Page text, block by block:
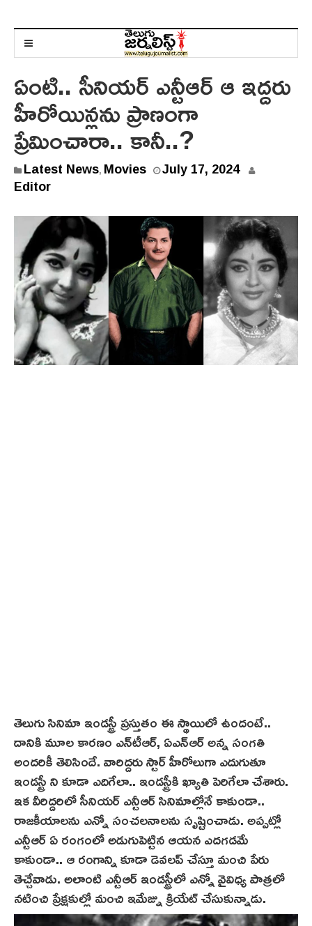
ఏంటి.. సీనియర్ ఎన్టీఆర్ ఆ ఇద్దరు
హీరోయిన్లను ప్రాణంగా
ప్రేమించారా.. కానీ..?
Latest News, Movies July 17, 2024
Editor
తెలుగు సినిమా ఇండస్ట్రీ ప్రస్తుతం ఈ స్థాయిలో ఉందంటే..
దానికి మూల కార‌ణం ఎన్‌టీఆర్‌, ఏఎన్ఆర్ అన్న సంగతి
అందరికీ తెలిసిందే. వారిద్దరు స్టార్ హీరోలుగా ఎదుగుతూ
ఇండస్ట్రీ ని కూడా ఎదిగేలా.. ఇండస్ట్రీకి ఖ్యాతి పెరిగేలా చేశారు.
ఇక వీరిద్దరిలో సీనియర్ ఎన్టీఆర్ సినిమాల్లోనే కాకుండా..
రాజకీయాలను ఎన్నో సంచలనాలను సృష్టించాడు. అప్పట్లో
ఎన్టీఆర్ ఏ రంగంలో అడుగుపెట్టిన ఆయన ఎదగడమే
కాకుండా.. ఆ రంగాన్ని కూడా డెవలప్ చేస్తూ మంచి పేరు
తెచ్చేవాడు. అలాంటి ఎన్టీఆర్ ఇండస్ట్రీలో ఎన్నో వైవిధ్య పాత్రలో
నటించి ప్రేక్షకుల్లో మంచి ఇమేజ్ను క్రియేట్ చేసుకున్నాడు.